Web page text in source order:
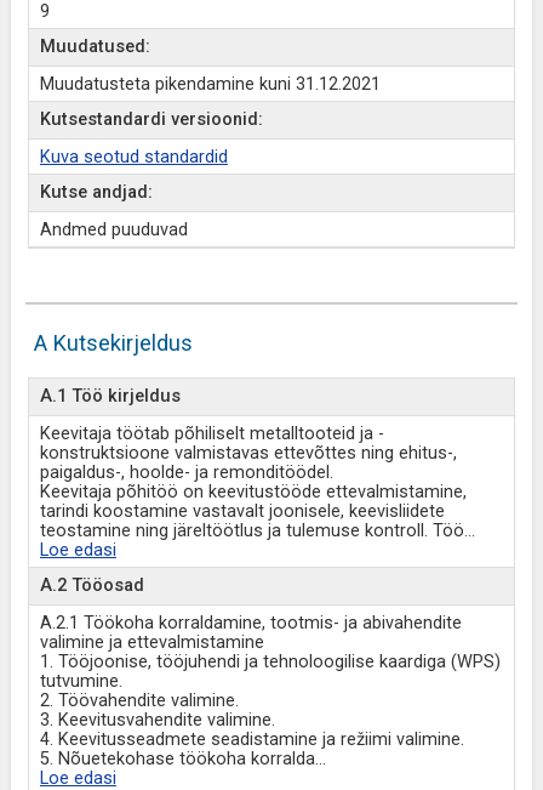
9
Muudatused:
Muudatusteta pikendamine kuni 31.12.2021
Kutsestandardi versioonid:
Kuva seotud standardid
Kutse andjad:
Andmed puuduvad
A Kutsekirjeldus
A.1 Töö kirjeldus
Keevitaja töötab põhiliselt metalltooteid ja -
konstruktsioone valmistavas ettevõttes ning ehitus-,
paigaldus-, hoolde- ja remonditöödel.
Keevitaja põhitöö on keevitustööde ettevalmistamine,
tarindi koostamine vastavalt joonisele, keevisliidete
teostamine ning järeltöötlus ja tulemuse kontroll. Töö...
Loe edasi
A.2 Tööosad
A.2.1 Töökoha korraldamine, tootmis- ja abivahendite
valimine ja ettevalmistamine
1. Tööjoonise, tööjuhendi ja tehnoloogilise kaardiga (WPS)
tutvumine.
2. Töövahendite valimine.
3. Keevitusvahendite valimine.
4. Keevitusseadmete seadistamine ja režiimi valimine.
5. Nõuetekohase töökoha korralda...
Loe edasi